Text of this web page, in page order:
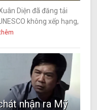
Diện đã đăng tải
không xếp hạng,
nhận ra Mỹ